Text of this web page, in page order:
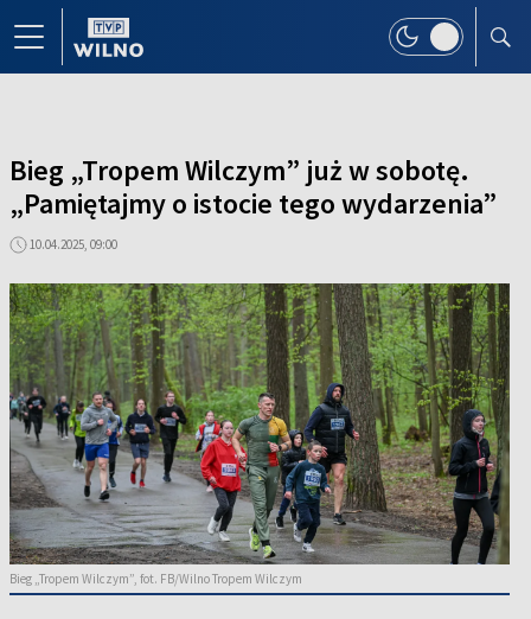
Bieg „Tropem Wilczym” już w sobotę.
„Pamiętajmy o istocie tego wydarzenia”
10.04.2025, 09:00
Bieg „Tropem Wilczym”, fot. FB/Wilno Tropem Wilczym